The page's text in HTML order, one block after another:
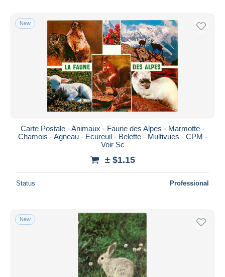
New
Carte Postale - Animaux - Faune des Alpes - Marmotte -
Chamois - Agneau - Ecureuil - Belette - Multivues - CPM -
Voir Sc
± $1.15
Status Professional
New